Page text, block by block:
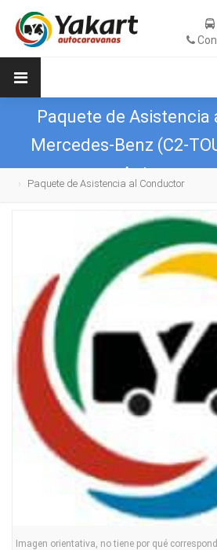
Paquete de Asistencia
Mercedes-Benz (C2-
Paquete de Asistencia al Conductor
Imagen orientativa, no tiene por qué